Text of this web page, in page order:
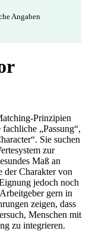
Angaben
Prinzipien
„Passung“,
Sie suchen
zur
Maß an
der Charakter von
jedoch noch
gern in
zeigen, dass
Menschen mit
zu integrieren.